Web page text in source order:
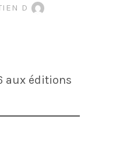
DESSINÉE
D
aux éditions